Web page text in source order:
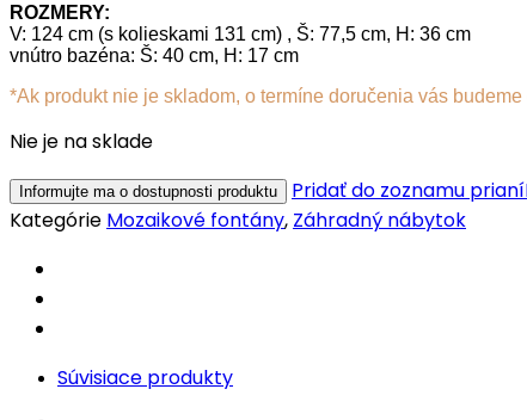
ROZMERY:
V: 124 cm (s kolieskami 131 cm) , Š: 77,5 cm, H: 36 cm
vnútro bazéna: Š: 40 cm, H: 17 cm
*Ak produkt nie je skladom, o termíne doručenia vás
Nie je na sklade
Pridať do zoznamu prianí
Kategórie Mozaikové fontány, Záhradný nábytok
Súvisiace produkty